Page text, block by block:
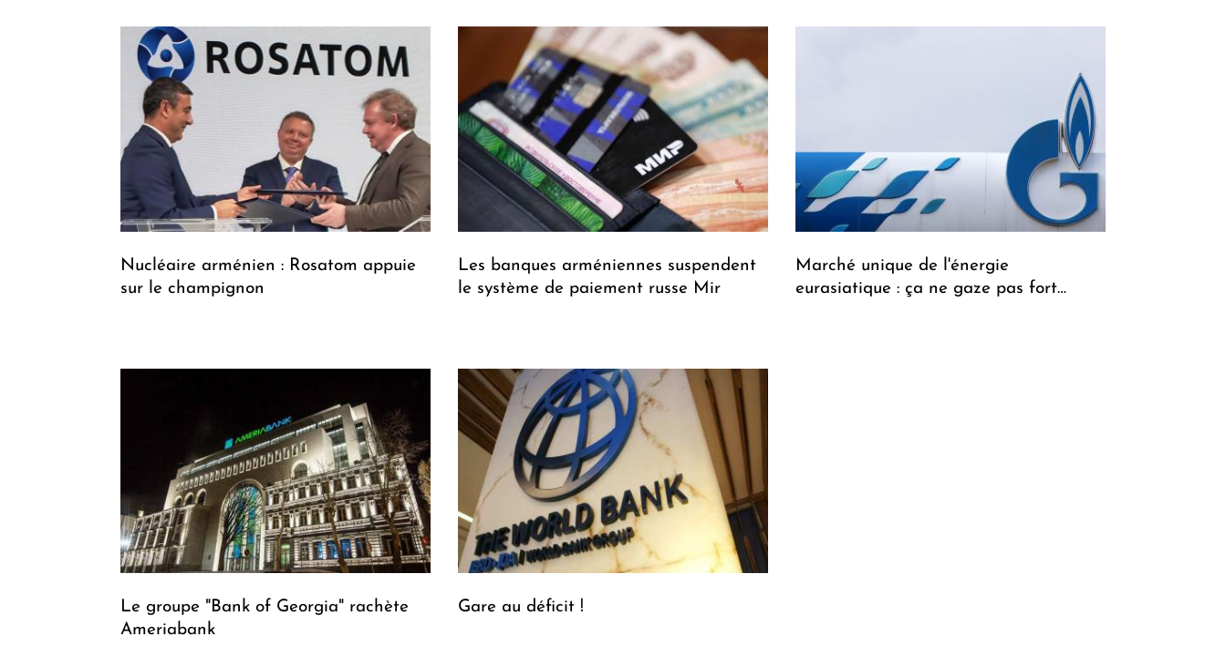
Nucléaire arménien : Rosatom appuie
sur le champignon
Les banques arméniennes suspendent
le système de paiement russe Mir
Marché unique de l'énergie
eurasiatique : ça ne gaze pas fort…
Le groupe "Bank of Georgia" rachète
Ameriabank
Gare au déficit !